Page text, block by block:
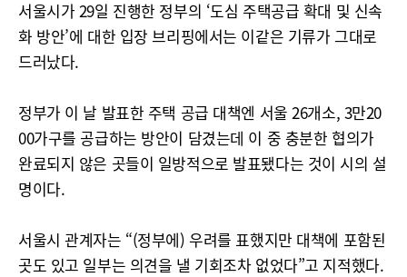
서울시가 29일 진행한 정부의 ‘도심 주택공급 확대 및 신속
화 방안’에 대한 입장 브리핑에서는 이같은 기류가 그대로
드러났다.
정부가 이 날 발표한 주택 공급 대책엔 서울 26개소, 3만20
00가구를 공급하는 방안이 담겼는데 이 중 충분한 협의가
완료되지 않은 곳들이 일방적으로 발표됐다는 것이 시의 설
명이다.
서울시 관계자는 “(정부에) 우려를 표했지만 대책에 포함된
곳도 있고 일부는 의견을 낼 기회조차 없었다”고 지적했다.